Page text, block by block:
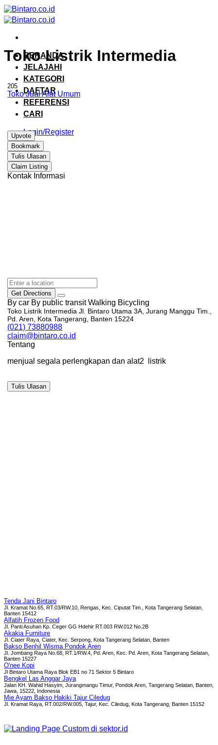
Skip
to
content
BERANDA
JELAJAHI
KATEGORI
DAFTAR
REFERENSI
CARI
Login/Register
Toko Listrik Intermedia
205
Toko Jual Alat Umum
Upvote
Bookmark
Tulis Ulasan
Claim Listing
Kontak Informasi
Get Directions
By car By public transit Walking Bicycling
Toko Listrik Intermedia Jl. Bintaro Utama 3A, Jurang Manggu Tim.,
Pd. Aren, Kota Tangerang, Banten 15224
(021) 73880988
claim@bintaro.co.id
Tentang
menjual segala perlengkapan dan alat2 listrik
Tulis Ulasan
Tenda Jani Bintaro
Jl. Kramat No.65, RT.03/RW.10, Rengas, Kec. Ciputat Tim., Kota Tangerang Selatan,
Banten 15412
Alfatih Frozen Food
Jl. Panti Asuhan Kp. Ceger GG Hdehir RT.003 RW.012 No.2B
Akakia Furniture
Jl. Ciater Raya, Ciater, Kec. Serpong, Kota Tangerang Selatan, Banten
Bakso Benhil Wisma Pondok Aren
Jl. Jombang Raya No.68, RT.1/RW.4, Pd. Aren, Kec. Pd. Aren, Kota Tangerang Selatan,
Banten 15227
O'nee Kopi
Jl Bintaro Utama Raya Blok EB1 no 71 Sektor 5 Bintaro
Bengkel Las Anggar Jaya
Jalan KH. Wahid Hasyim, Jurangmangu Timur, Pondok Aren, Tangerang Selatan, Banten,
Jawa, 15222, Indonesia
Mie Ayam Bakso Hakiki Tajur Ciledug
Jl. Kramat Raya, RT.002/RW.005, Tajur, Kec. Ciledug, Kota Tangerang, Banten 15152